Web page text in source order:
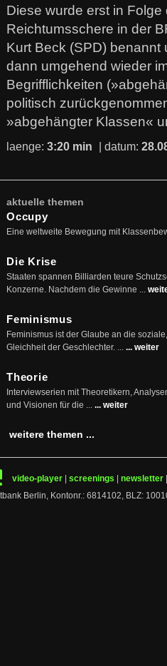
Diese wurde erst in
Reichtumsschere in der
Kurt Beck (SPD)
dann umgehend wieder
Begrifflichkeiten
politisch
»abgehängter Klassen«
laenge: 3:20 min | datum:
aktuelle themen
Occupy
Eine weltweite Bewegung mit
Die Krise
Staaten spannen Billiarden teure
Konzerne. Nachdem die Gewinne ...
Feminismus
Feminismus ist der Glaube an die
Gleichheit der Geschlechter. ... ... weiter
Theorie
Interviewserien mit Theoretikern,
und Visionen für die ... ... weiter
weitere themen ...
video-player screenings newsletter
Berlin, Kontonr.: 6814102, BLZ: